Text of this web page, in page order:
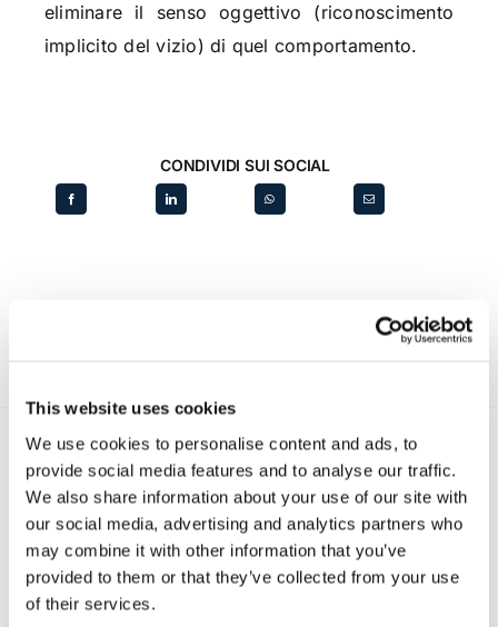
This website uses cookies
We use cookies to personalise content and ads, to
provide social media features and to analyse our traffic.
We also share information about your use of our site with
our social media, advertising and analytics partners who
may combine it with other information that you’ve
provided to them or that they’ve collected from your use
of their services.
eliminare il senso oggettivo (riconoscimento
implicito del vizio) di quel comportamento.
CONDIVIDI SUI SOCIAL
Recent posts.
24 Luglio 2026
Diritto civile, Michela Colitta, Sentenze Cassazione
Roberto De Gaetano